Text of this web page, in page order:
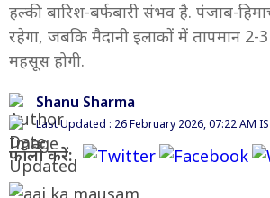
हल्की बारिश-बर्फबारी संभव है. पंजाब-
रहेगा, जबकि मैदानी इलाकों में तापमान 2-3
महसूस होगी.
Shanu Sharma
Last Updated : 26 February 2026, 07:22 AM
फॉलो करें: